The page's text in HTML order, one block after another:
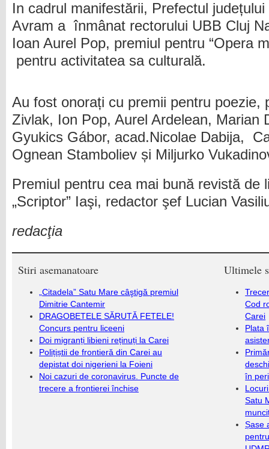
In cadrul manifestării, Prefectul
Avram a înmânat rectorului UBB Cluj
Ioan Aurel Pop, premiul pentru “Opera
pentru activitatea sa culturală.
Au fost onorați cu premii pentru poezie,
Zivlak, Ion Pop, Aurel Ardelean, Marian
Gyukics Gábor, acad.Nicolae Dabija,
Ognean Stamboliev și Miljurko
Premiul pentru cea mai bună revistă
„Scriptor” Iaşi, redactor şef Lucian
redacţia
Stiri asemanatoare
„Citadela” Satu Mare câştigă premiul
Dimitrie Cantemir
DRAGOBETELE SĂRUTĂ FETELE!
Concurs pentru liceeni
Doi migranți libieni reținuți la Carei
Polițiștii de frontieră din Carei au
depistat doi nigerieni la Foieni
Noi cazuri de coronavirus. Puncte de
trecere a frontierei închise
Ultimele
Cod
Carei
Plata
în
Satu
Șase